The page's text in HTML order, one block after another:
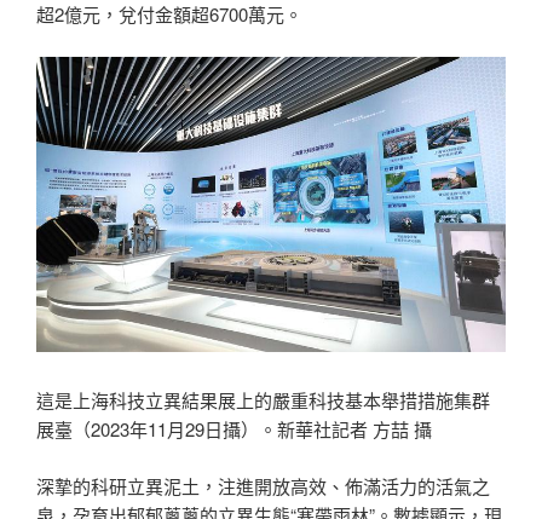
超2億元，兌付金額超6700萬元。
這是上海科技立異結果展上的嚴重科技基本舉措措施集群
展臺（2023年11月29日攝）。新華社記者 方喆 攝
深摯的科研立異泥土，注進開放高效、佈滿活力的活氣之